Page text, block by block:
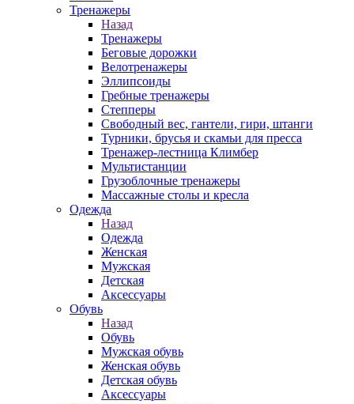
Тренажеры
Назад
Тренажеры
Беговые дорожки
Велотренажеры
Эллипсоиды
Гребные тренажеры
Степперы
Свободный вес, гантели, гири, штанги
Турники, брусья и скамьи для пресса
Тренажер-лестница Климбер
Мультистанции
Грузоблочные тренажеры
Массажные столы и кресла
Одежда
Назад
Одежда
Женская
Мужская
Детская
Аксессуары
Обувь
Назад
Обувь
Мужская обувь
Женская обувь
Детская обувь
Аксессуары